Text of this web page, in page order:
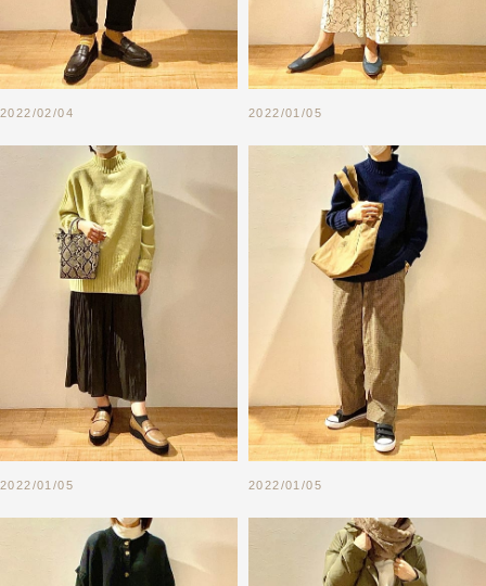
2022/02/04 2022/01/05
2022/01/05 2022/01/05